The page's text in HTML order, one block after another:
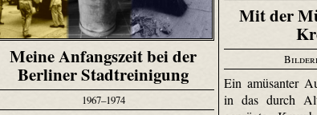
Mit der
Ein amüsanter
in das durch
Meine Anfangszeit bei der
Berliner Stadtreinigung
1967–1974